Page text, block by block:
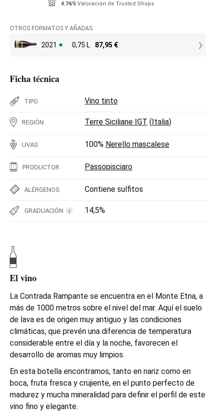
4.74/5 Valoración de Trusted Shops
OTROS FORMATOS Y AÑADAS
2021 0,75 L 87,95 €
Ficha técnica
TIPO Vino tinto
REGIÓN Terre Siciliane IGT (Italia)
UVAS 100% Nerello mascalese
PRODUCTOR Passopisciaro
ALÉRGENOS Contiene sulfitos
GRADUACIÓN i 14,5%
El vino
La Contrada Rampante se encuentra en el Monte Etna, a
más de 1000 metros sobre el nivel del mar. Aquí el suelo
de lava es de origen muy antiguo y las condiciones
climáticas, que prevén una diferencia de temperatura
considerable entre el día y la noche, favorecen el
desarrollo de aromas muy limpios.
En esta botella encontramos, tanto en nariz como en
boca, fruta fresca y crujiente, en el punto perfecto de
madurez y mucha mineralidad para definir el perfil de este
vino fino y elegante.